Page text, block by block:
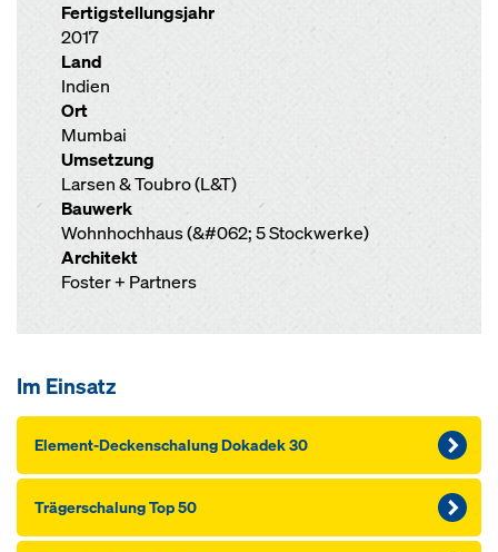
Fertigstellungsjahr
2017
Land
Indien
Ort
Mumbai
Umsetzung
Larsen & Toubro (L&T)
Bauwerk
Wohnhochhaus (&#062; 5 Stockwerke)
Architekt
Foster + Partners
Im Einsatz
Element-Deckenschalung Dokadek 30
Träger­schalung Top 50